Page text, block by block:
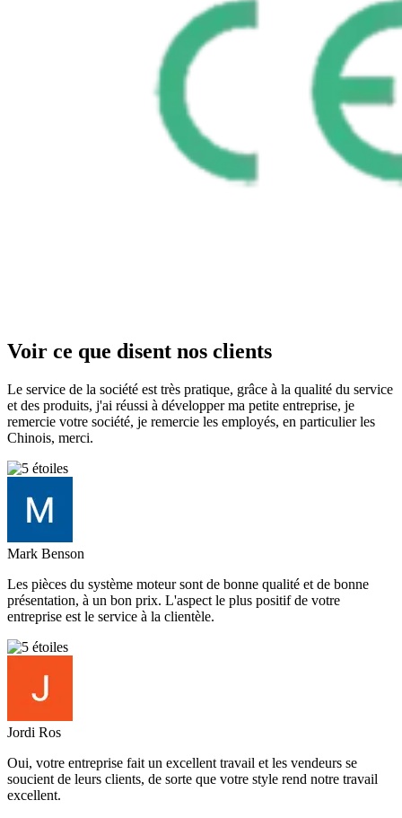
Voir ce que disent nos clients
Le service de la société est très pratique, grâce à la qualité du service
et des produits, j'ai réussi à développer ma petite entreprise, je
remercie votre société, je remercie les employés, en particulier les
Chinois, merci.
Mark Benson
Les pièces du système moteur sont de bonne qualité et de bonne
présentation, à un bon prix. L'aspect le plus positif de votre
entreprise est le service à la clientèle.
Jordi Ros
Oui, votre entreprise fait un excellent travail et les vendeurs se
soucient de leurs clients, de sorte que votre style rend notre travail
excellent.